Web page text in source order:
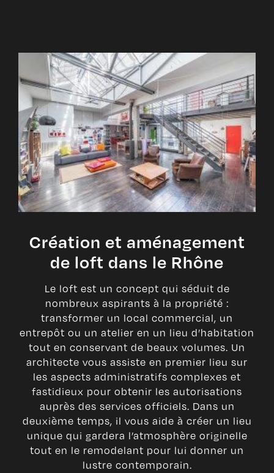
Création et aménagement
de loft dans le Rhône
Le loft est un concept qui séduit de
nombreux aspirants à la propriété :
transformer un local commercial, un
entrepôt ou un atelier en un lieu d’habitation
tout en conservant de beaux volumes. Un
architecte vous assiste en premier lieu sur
les aspects administratifs complexes et
fastidieux pour obtenir les autorisations
auprès des services officiels. Dans un
deuxième temps, il vous aide à créer un lieu
unique qui gardera l’atmosphère originelle
tout en le remodelant pour lui donner un
lustre contemporain.